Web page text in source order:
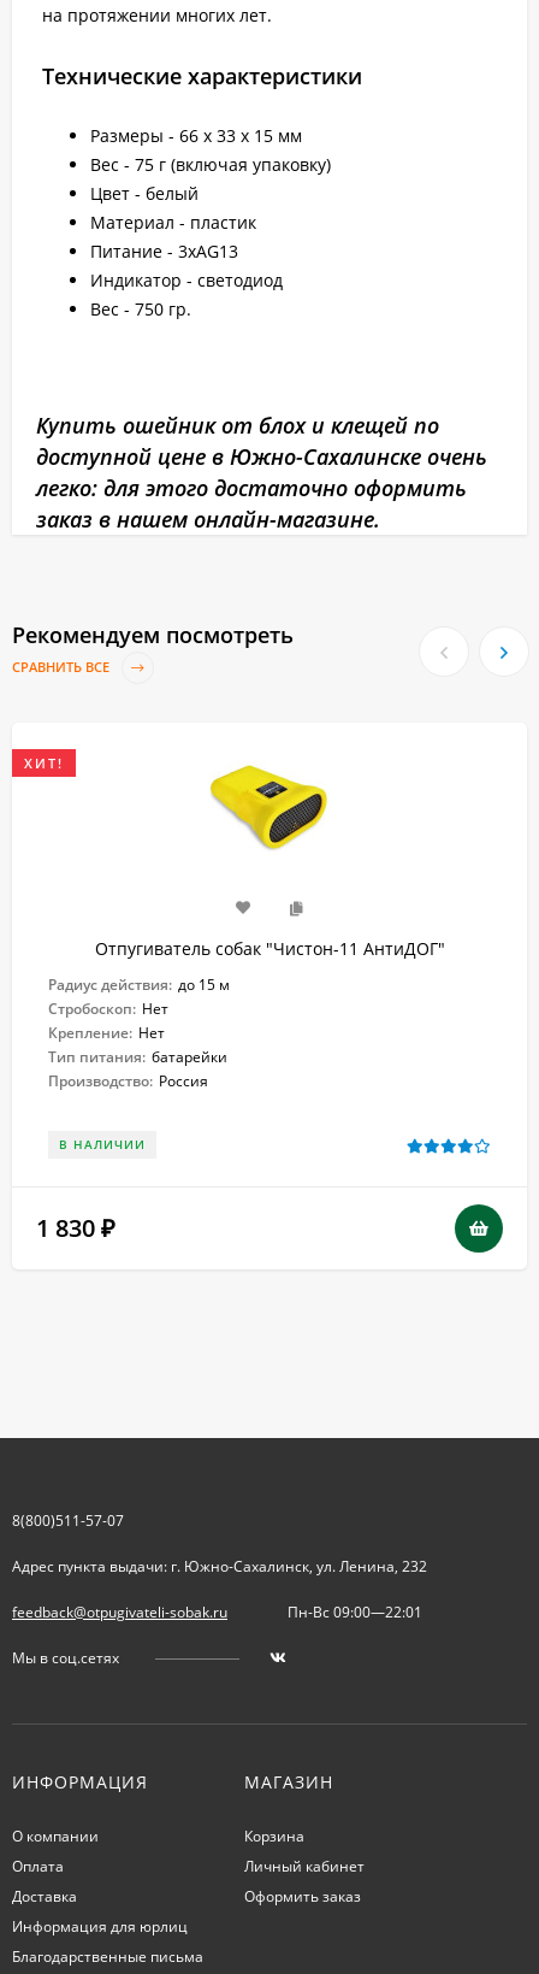
на протяжении многих лет.
Технические характеристики
Размеры - 66 x 33 x 15 мм
Вес - 75 г (включая упаковку)
Цвет - белый
Материал - пластик
Питание - 3xAG13
Индикатор - светодиод
Вес - 750 гр.
Купить ошейник от блох и клещей по
доступной цене в Южно-Сахалинске очень
легко: для этого достаточно оформить
заказ в нашем онлайн-магазине.
Рекомендуем посмотреть
СРАВНИТЬ ВСЕ
ХИТ!
Отпугиватель собак "Чистон-11 АнтиДОГ"
Радиус действия: до 15 м
Стробоскоп: Нет
Крепление: Нет
Тип питания: батарейки
Производство: Россия
В НАЛИЧИИ
1 830 ₽
8(800)511-57-07
Адрес пункта выдачи: г. Южно-Сахалинск, ул. Ленина, 232
feedback@otpugivateli-sobak.ru Пн-Вс 09:00—22:01
Мы в соц.сетях
ИНФОРМАЦИЯ
О компании
Оплата
Доставка
Информация для юрлиц
Благодарственные письма
МАГАЗИН
Корзина
Личный кабинет
Оформить заказ